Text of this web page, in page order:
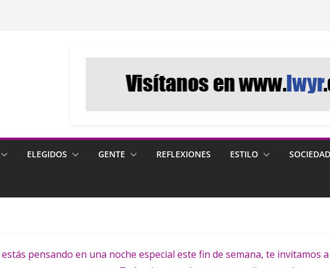
ELEGIDOS GENTE REFLEXIONES ESTILO SOCIEDAD